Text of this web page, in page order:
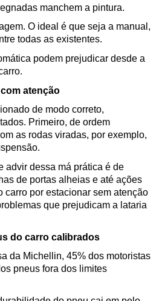
manchem a pintura.
O ideal é que seja a manual,
todas as existentes.
podem prejudicar desde a
atenção
de modo correto,
Primeiro, de ordem
as rodas viradas, por exemplo,
advir dessa má prática é de
de portas alheias e até ações
carro por estacionar sem atenção
que prejudicam a lataria
do carro calibrados
da Michellin, 45% dos motoristas
pneus fora dos limites